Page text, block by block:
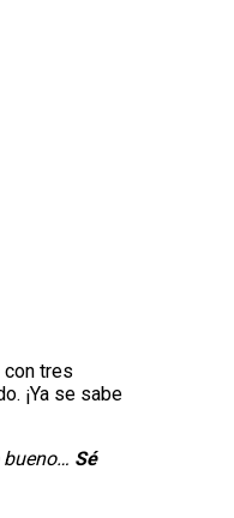
con tres
¡Ya se sabe
bueno… Sé